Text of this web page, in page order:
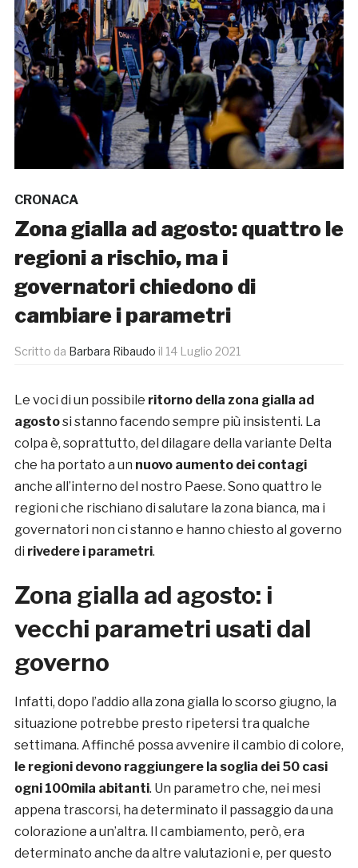
CRONACA
Zona gialla ad agosto: quattro le
regioni a rischio, ma i
governatori chiedono di
cambiare i parametri
Scritto da Barbara Ribaudo il 14 Luglio 2021
Le voci di un possibile ritorno della zona gialla ad
agostosi stanno facendo sempre più insistenti. La
colpa è, soprattutto, del dilagare della variante Delta
che ha portato a un nuovo aumento dei contagi
anche all’interno del nostro Paese. Sono quattro le
regioni che rischiano di salutare la zona bianca, ma i
governatori non ci stanno e hanno chiesto al governo
di rivedere i parametri.
Zona gialla ad agosto: i
vecchi parametri usati dal
governo
Infatti, dopo l’addio alla zona gialla lo scorso giugno, la
situazione potrebbe presto ripetersi tra qualche
settimana. Affinché possa avvenire il cambio di colore,
le regioni devono raggiungere la soglia dei 50 casi
ogni 100mila abitanti. Un parametro che, nei mesi
appena trascorsi, ha determinato il passaggio da una
colorazione a un’altra. Il cambiamento, però, era
determinato anche da altre valutazioni e, per questo